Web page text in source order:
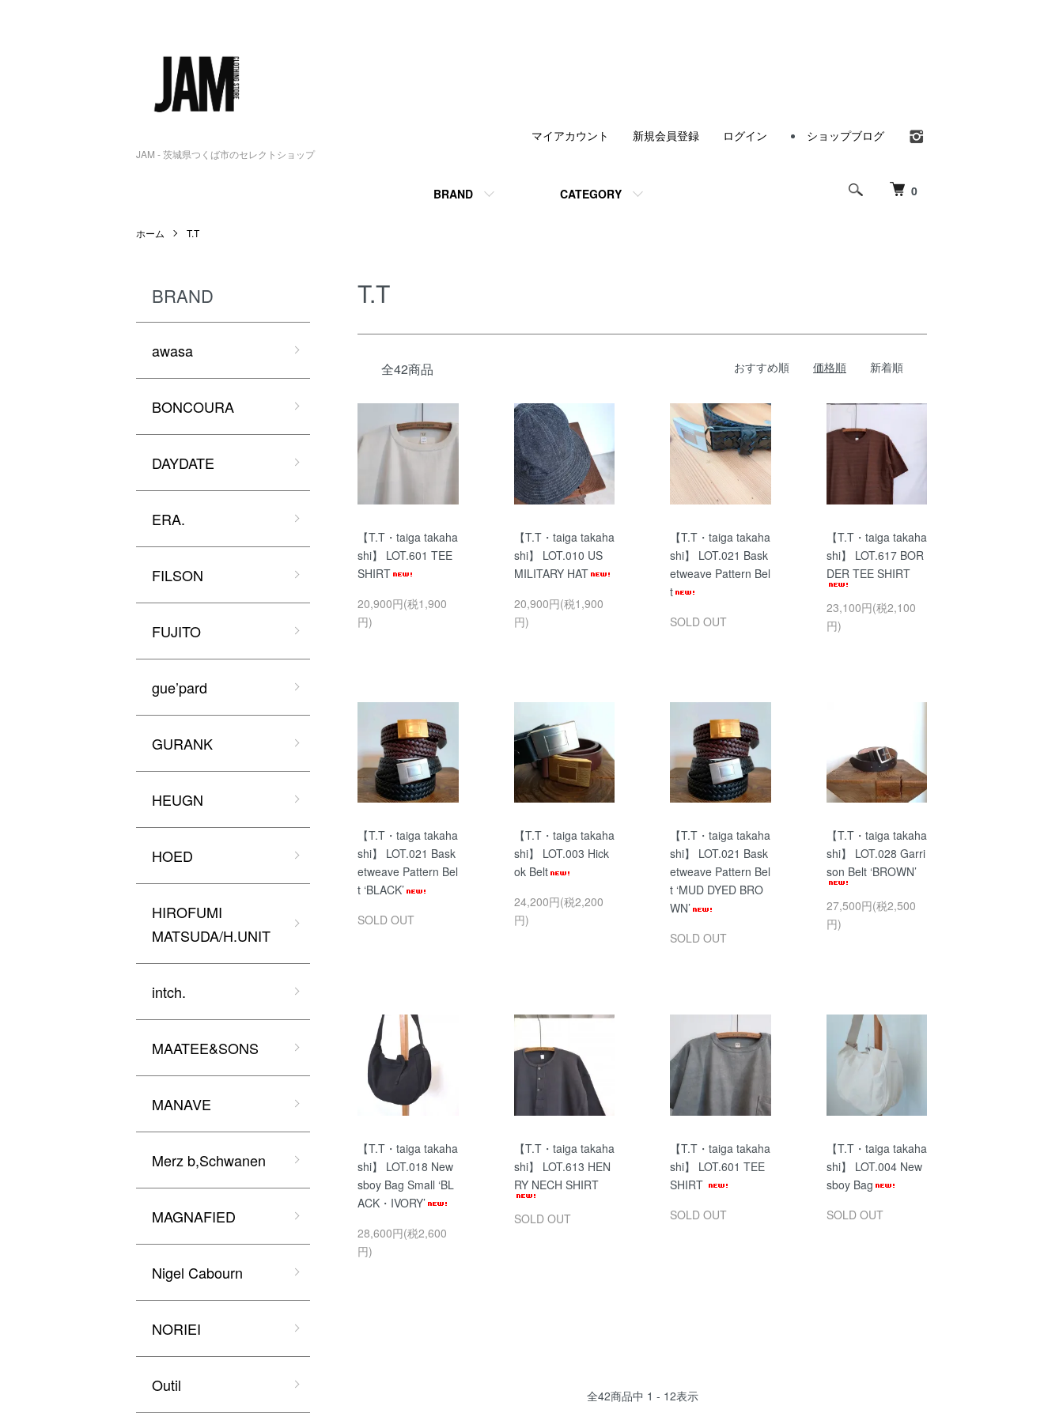
JAM - 茨城県つくば市のセレクトショップ
0
BRAND CATEGORY
マイアカウント 新規会員登録 ログイン ショップブログ
ホーム T.T
T.T
全42商品 おすすめ順 価格順 新着順
【T.T・taiga takaha
shi】 LOT.601 TEE
SHIRT
20,900円(税1,900
円)
【T.T・taiga takaha
shi】 LOT.010 US
MILITARY HAT
20,900円(税1,900
円)
【T.T・taiga takaha
shi】 LOT.021 Bask
etweave Pattern Bel
t
SOLD OUT
【T.T・taiga takaha
shi】 LOT.617 BOR
DER TEE SHIRT
23,100円(税2,100
円)
【T.T・taiga takaha
shi】 LOT.021 Bask
etweave Pattern Bel
t ‘BLACK’
SOLD OUT
【T.T・taiga takaha
shi】 LOT.003 Hick
ok Belt
24,200円(税2,200
円)
【T.T・taiga takaha
shi】 LOT.021 Bask
etweave Pattern Bel
t ‘MUD DYED BRO
WN’
SOLD OUT
【T.T・taiga takaha
shi】 LOT.028 Garri
son Belt ‘BROWN’
27,500円(税2,500
円)
【T.T・taiga takaha
shi】 LOT.018 New
sboy Bag Small ‘BL
ACK・IVORY’
28,600円(税2,600
円)
【T.T・taiga takaha
shi】 LOT.613 HEN
RY NECH SHIRT
SOLD OUT
【T.T・taiga takaha
shi】 LOT.601 TEE
SHIRT
SOLD OUT
【T.T・taiga takaha
shi】 LOT.004 New
sboy Bag
SOLD OUT
全42商品中 1 - 12表示
BRAND
awasa
BONCOURA
DAYDATE
ERA.
FILSON
FUJITO
gue’pard
GURANK
HEUGN
HOED
HIROFUMI
MATSUDA/H.UNIT
intch.
MAATEE&SONS
MANAVE
Merz b,Schwanen
MAGNAFIED
Nigel Cabourn
NORIEI
Outil